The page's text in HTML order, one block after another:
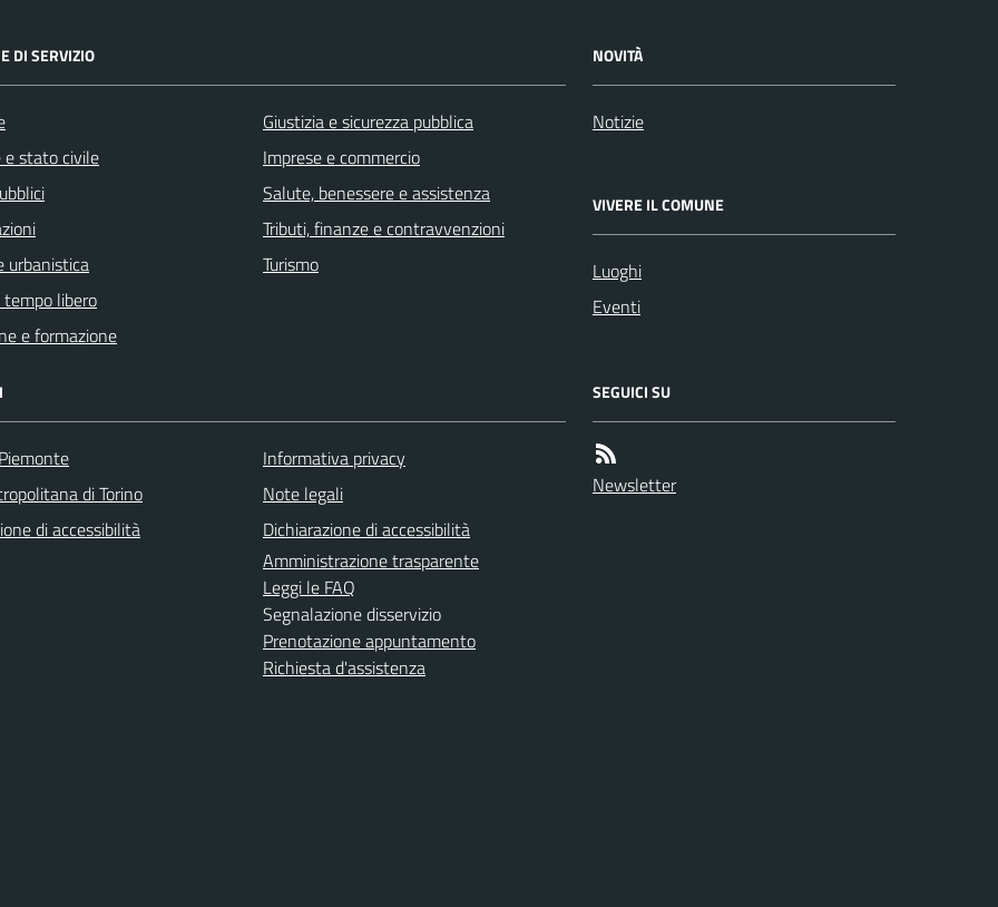
DI SERVIZIO
e stato civile
urbanistica
libero
e formazione
Giustizia e sicurezza pubblica
Imprese e commercio
Salute, benessere e assistenza
Tributi, finanze e contravvenzioni
Turismo
NOVITÀ
Notizie
VIVERE IL COMUNE
Luoghi
Eventi
di Torino
di accessibilità
Informativa privacy
Note legali
Dichiarazione di accessibilità
Amministrazione trasparente
Leggi le FAQ
Segnalazione disservizio
Prenotazione appuntamento
Richiesta d'assistenza
SEGUICI SU
Newsletter